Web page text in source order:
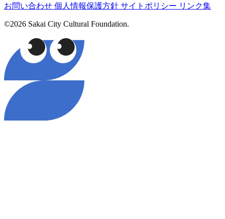
お問い合わせ 個人情報保護方針 サイトポリシー リンク集
©2026 Sakai City Cultural Foundation.